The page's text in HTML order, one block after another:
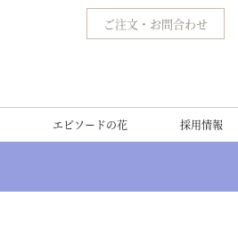
エピソードの花 採用情報
ご注文 ・ お問合わせ